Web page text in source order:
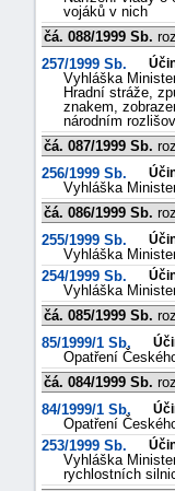
vojáků v nich
čá. 088/1999 Sb.
257/1999 Sb.
Vyhláška
Hradní stráže,
znakem,
národním
čá. 087/1999 Sb.
256/1999 Sb.
Vyhláška
čá. 086/1999 Sb.
255/1999 Sb.
Vyhláška
254/1999 Sb.
Vyhláška
čá. 085/1999 Sb.
85/1999/1 Sb.
Opatření
čá. 084/1999 Sb.
84/1999/1 Sb.
Opatření
253/1999 Sb.
Vyhláška
rychlostních